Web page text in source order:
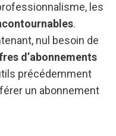
les
.
nul besoin de
d’abonnements
précédemment
un abonnement